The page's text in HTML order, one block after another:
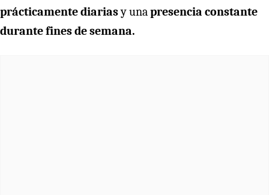
prácticamente diariasy unapresencia constante
durante fines de semana.